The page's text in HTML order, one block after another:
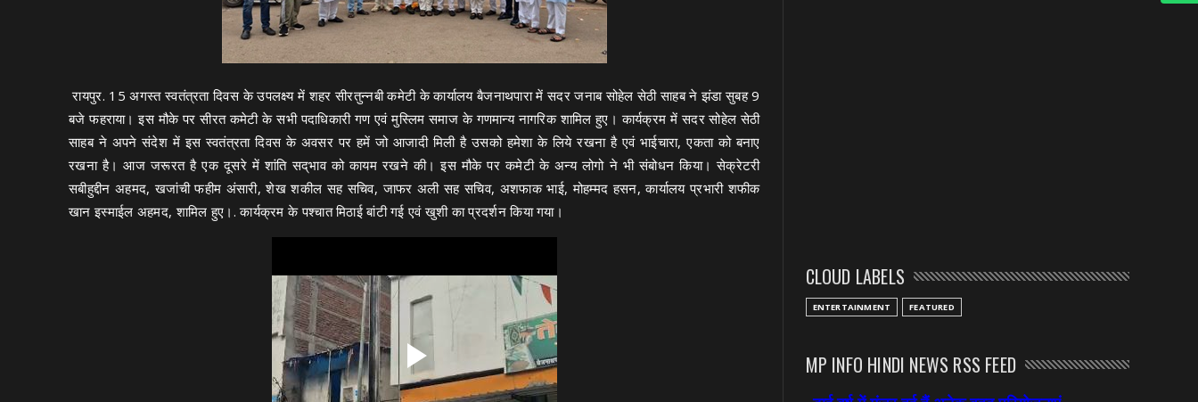
रायपुर. 15 अगस्त स्वतंत्रता दिवस के उपलक्ष्य में शहर सीरतुन्नबी कमेटी के कार्यालय बैजनाथपारा में सदर जनाब सोहेल सेठी साहब ने झंडा सुबह 9
बजे फहराया। इस मौके पर सीरत कमेटी के सभी पदाधिकारी गण एवं मुस्लिम समाज के गणमान्य नागरिक शामिल हुए। कार्यक्रम में सदर सोहेल सेठी
साहब ने अपने संदेश में इस स्वतंत्रता दिवस के अवसर पर हमें जो आजादी मिली है उसको हमेशा के लिये रखना है एवं भाईचारा, एकता को बनाए
रखना है। आज जरूरत है एक दूसरे में शांति सद्‌भाव को कायम रखने की। इस मौके पर कमेटी के अन्य लोगो ने भी संबोधन किया। सेक्रेटरी
सबीहुद्दीन अहमद, खजांची फहीम अंसारी, शेख शकील सह सचिव, जाफर अली सह सचिव, अशफाक भाई, मोहम्मद हसन, कार्यालय प्रभारी शफीक
खान इस्माईल अहमद, शामिल हुए।. कार्यक्रम के पश्चात मिठाई बांटी गई एवं खुशी का प्रदर्शन किया गया।
CLOUD LABELS
ENTERTAINMENT FEATURED
MP INFO HINDI NEWS RSS FEED